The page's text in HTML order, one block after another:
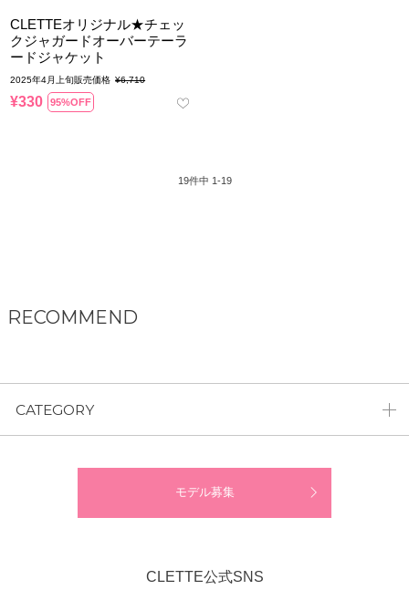
CLETTEオリジナル★チェッ
クジャガードオーバーテーラ
ードジャケット
2025年4月上旬販売価格 ¥6,710
¥330 95%OFF
19件中 1-19
RECOMMEND
CATEGORY
モデル募集
CLETTE公式SNS